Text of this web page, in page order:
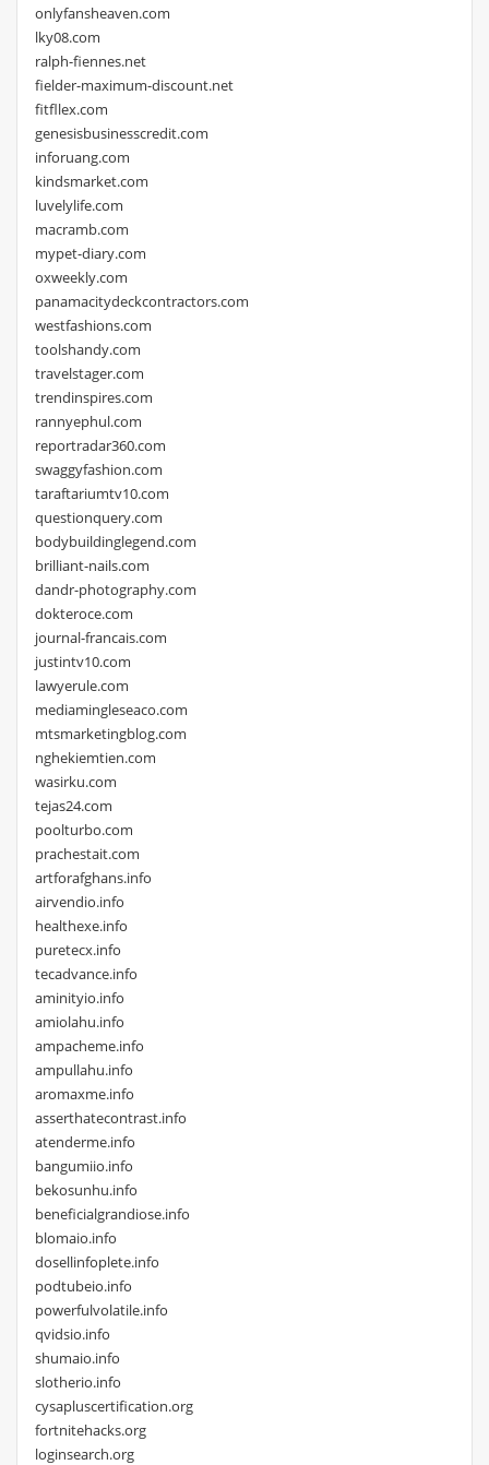
onlyfansheaven.com
lky08.com
ralph-fiennes.net
fielder-maximum-discount.net
fitfllex.com
genesisbusinesscredit.com
inforuang.com
kindsmarket.com
luvelylife.com
macramb.com
mypet-diary.com
oxweekly.com
panamacitydeckcontractors.com
westfashions.com
toolshandy.com
travelstager.com
trendinspires.com
rannyephul.com
reportradar360.com
swaggyfashion.com
taraftariumtv10.com
questionquery.com
bodybuildinglegend.com
brilliant-nails.com
dandr-photography.com
dokteroce.com
journal-francais.com
justintv10.com
lawyerule.com
mediamingleseaco.com
mtsmarketingblog.com
nghekiemtien.com
wasirku.com
tejas24.com
poolturbo.com
prachestait.com
artforafghans.info
airvendio.info
healthexe.info
puretecx.info
tecadvance.info
aminityio.info
amiolahu.info
ampacheme.info
ampullahu.info
aromaxme.info
asserthatecontrast.info
atenderme.info
bangumiio.info
bekosunhu.info
beneficialgrandiose.info
blomaio.info
dosellinfoplete.info
podtubeio.info
powerfulvolatile.info
qvidsio.info
shumaio.info
slotherio.info
cysapluscertification.org
fortnitehacks.org
loginsearch.org